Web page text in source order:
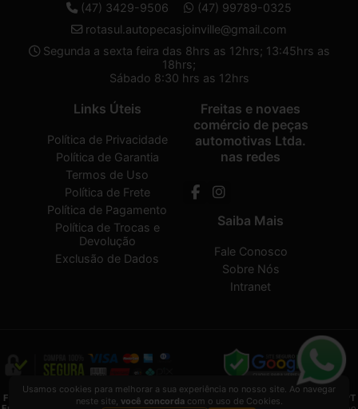
(47) 3429-9506
(47) 99789-0325
rotasul.autopecasjoinville@gmail.com
Segunda a sexta feira das 8hrs as 12hrs; 13:45hrs as
18hrs;
Sábado 8:30 hrs as 12hrs
Links Úteis
Política de Privacidade
Política de Garantia
Termos de Uso
Política de Frete
Política de Pagamento
Política de Trocas e
Devolução
Exclusão de Dados
Freitas e novaes
comércio de peças
automotivas Ltda.
nas redes
Saiba Mais
Fale Conosco
Sobre Nós
Intranet
Freitas e novaes comércio de peças automotivas Ltda.2026 CREATED BYVAAPT
Usamos cookies para melhorar a sua experiência no nosso site. Ao navegar
neste site, você concordacom o uso de Cookies.